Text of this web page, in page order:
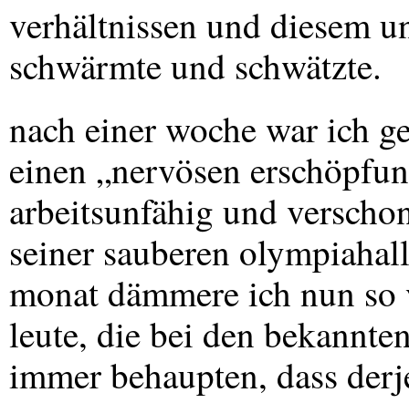
verhältnissen und diesem
schwärmte und schwätzte.
nach einer woche war ich
einen „nervösen
arbeitsunfähig und
seiner sauberen
monat dämmere ich nun
leute, die bei den
immer behaupten, dass